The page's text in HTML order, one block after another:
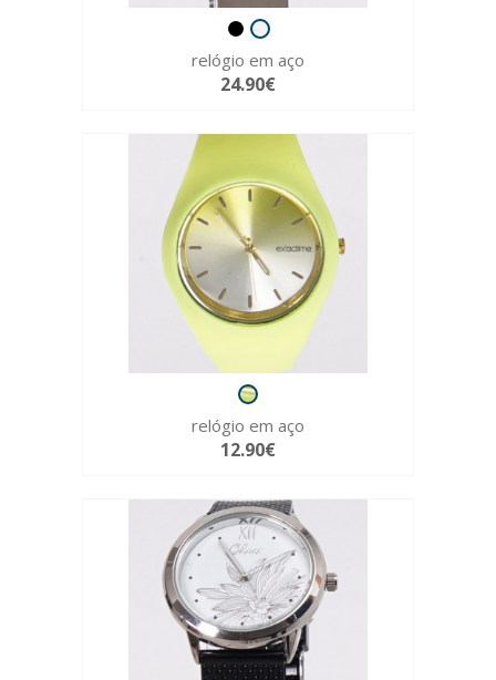
relógio em aço
24.90€
relógio em aço
12.90€